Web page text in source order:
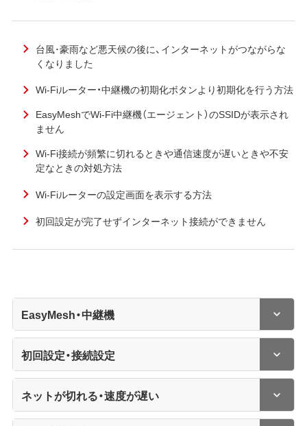
台風･豪雨など悪天候の後に、インターネットがつながらな
くなりました
Wi-Fiルーター・中継機の初期化ボタンより初期化を行う方法
EasyMeshでWi-Fi中継機（エージェント）のSSIDが表示され
ません
Wi-Fi接続が頻繁に切れるときや通信速度が遅いときや不安
定なときの対処方法
Wi-Fiルーターの設定画面を表示する方法
初回設定が完了せずインターネット接続ができません
EasyMesh・中継機
初回設定・接続設定
ネットが切れる・速度が遅い